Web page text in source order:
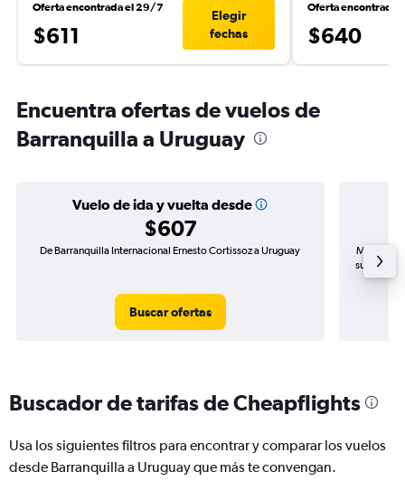
Oferta encontrada el 29/7
$611
Elegir
fechas
Oferta encontrada
$640
Encuentra ofertas de vuelos de
Barranquilla a Uruguay
Vuelo de ida y vuelta desde
$607
De Barranquilla Internacional Ernesto Cortissoz a Uruguay
Buscar ofertas
Mayor
subida de
Buscador de tarifas de Cheapflights
Usa los siguientes filtros para encontrar y comparar los vuelos
desde Barranquilla a Uruguay que más te convengan.